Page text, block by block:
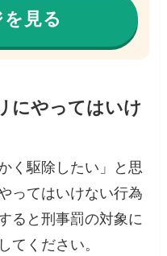
見る
にやってはいけ
く駆除したい」と思
ってはいけない行為
ると刑事罰の対象に
てください。